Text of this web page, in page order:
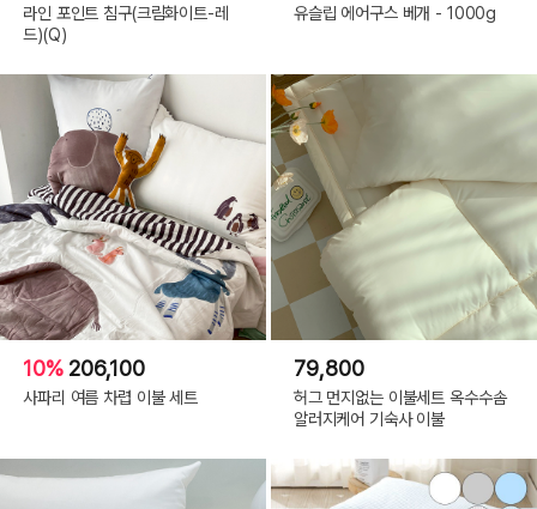
라인 포인트 침구(크림화이트-레
드)(Q)
유슬립 에어구스 베개 - 1000g
10% 206,100
사파리 여름 차렵 이불 세트
79,800
허그 먼지없는 이불세트 옥수수솜
알러지케어 기숙사 이불